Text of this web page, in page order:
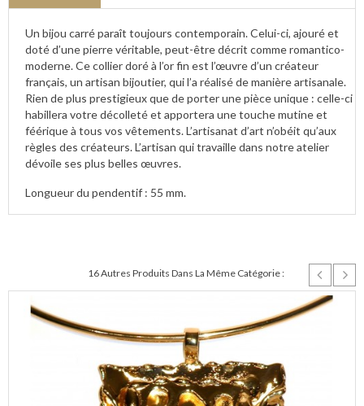
Un bijou carré paraît toujours contemporain. Celui-ci, ajouré et
doté d’une pierre véritable, peut-être décrit comme romantico-
moderne. Ce collier doré à l’or fin est l’œuvre d’un créateur
français, un artisan bijoutier, qui l’a réalisé de manière artisanale.
Rien de plus prestigieux que de porter une pièce unique : celle-ci
habillera votre décolleté et apportera une touche mutine et
féérique à tous vos vêtements. L’artisanat d’art n’obéit qu’aux
règles des créateurs. L’artisan qui travaille dans notre atelier
dévoile ses plus belles œuvres.
Longueur du pendentif : 55 mm.
16 Autres Produits Dans La Même Catégorie :